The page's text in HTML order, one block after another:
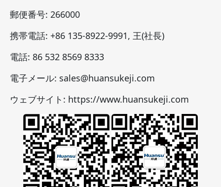
郵便番号: 266000
携帯電話: +86 135-8922-9991, 王(社長)
電話: 86 532 8569 8333
電子メール: sales@huansukeji.com
ウェブサイト: https://www.huansukeji.com